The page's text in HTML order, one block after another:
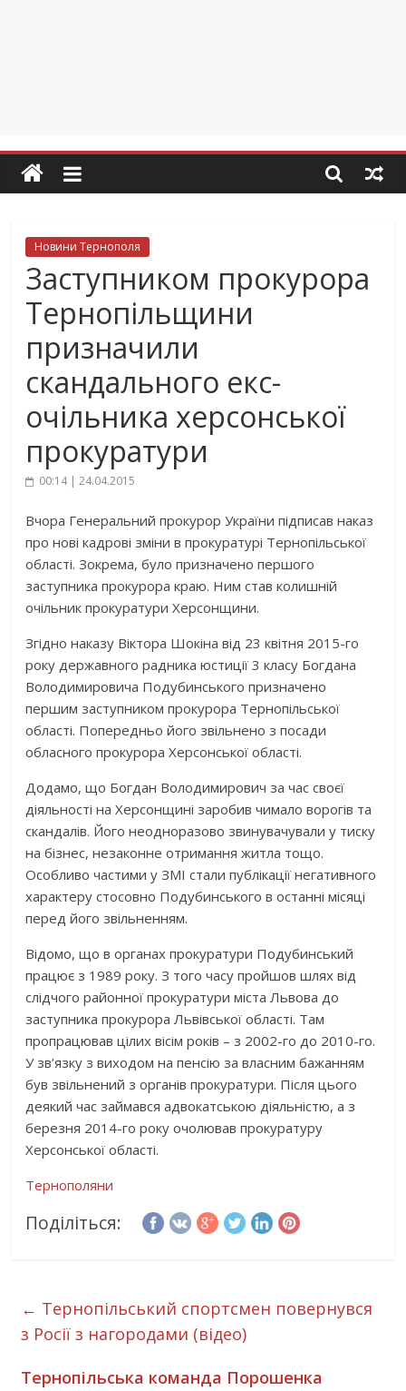
Новини Тернополя
Заступником прокурора
Тернопільщини
призначили
скандального екс-
очільника херсонської
прокуратури
00:14 | 24.04.2015
Вчора Генеральний прокурор України підписав наказ
про нові кадрові зміни в прокуратурі Тернопільської
області. Зокрема, було призначено першого
заступника прокурора краю. Ним став колишній
очільник прокуратури Херсонщини.
Згідно наказу Віктора Шокіна від 23 квітня 2015-го
року державного радника юстиції 3 класу Богдана
Володимировича Подубинського призначено
першим заступником прокурора Тернопільської
області. Попередньо його звільнено з посади
обласного прокурора Херсонської області.
Додамо, що Богдан Володимирович за час своєї
діяльності на Херсонщині заробив чимало ворогів та
скандалів. Його неодноразово звинувачували у тиску
на бізнес, незаконне отримання житла тощо.
Особливо частими у ЗМІ стали публікації негативного
характеру стосовно Подубинського в останні місяці
перед його звільненням.
Відомо, що в органах прокуратури Подубинський
працює з 1989 року. З того часу пройшов шлях від
слідчого районної прокуратури міста Львова до
заступника прокурора Львівської області. Там
пропрацював цілих вісім років – з 2002-го до 2010-го.
У зв’язку з виходом на пенсію за власним бажанням
був звільнений з органів прокуратури. Після цього
деякий час займався адвокатською діяльністю, а з
березня 2014-го року очолював прокуратуру
Херсонської області.
Тернополяни
Поділіться:
← Тернопільський спортсмен повернувся
з Росії з нагородами (відео)
Тернопільська команда Порошенка